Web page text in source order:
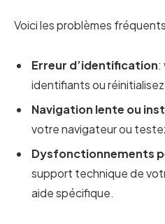
Voici les problèmes
Erreur d’identification:
identifiants ou
Navigation lente ou
votre navigateur ou
Dysfonctionnements
support technique de
aide spécifique.